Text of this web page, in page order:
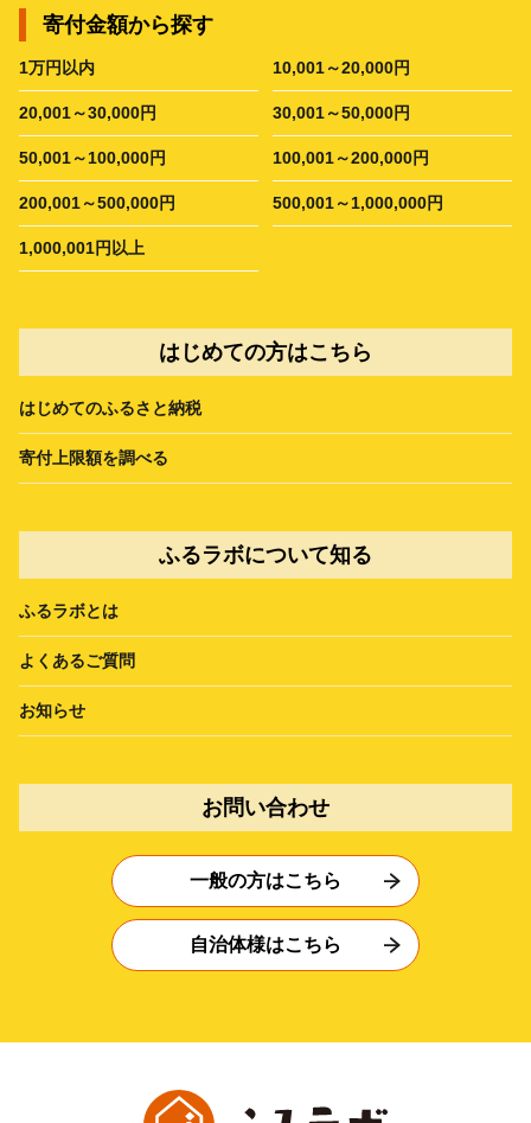
寄付金額から探す
1万円以内 10,001～20,000円
20,001～30,000円 30,001～50,000円
50,001～100,000円 100,001～200,000円
200,001～500,000円 500,001～1,000,000円
1,000,001円以上
はじめての方はこちら
はじめてのふるさと納税
寄付上限額を調べる
ふるラボについて知る
ふるラボとは
よくあるご質問
お知らせ
お問い合わせ
一般の方はこちら
自治体様はこちら